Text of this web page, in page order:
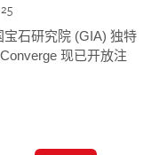
石研究院 (GIA) 独特
现已开放注